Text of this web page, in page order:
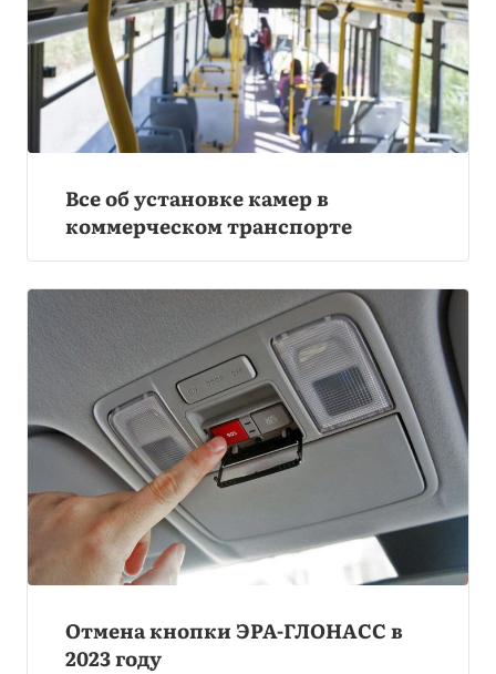
Все об установке камер в
коммерческом транспорте
Отмена кнопки ЭРА-ГЛОНАСС в
2023 году